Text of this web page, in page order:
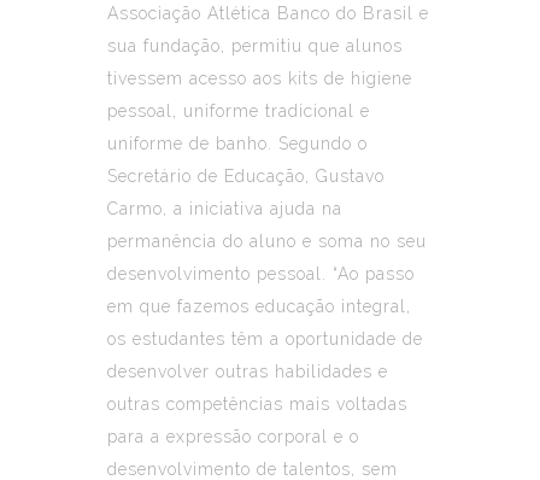
Associação Atlética Banco do Brasil e
sua fundação, permitiu que alunos
tivessem acesso aos kits de higiene
pessoal, uniforme tradicional e
uniforme de banho. Segundo o
Secretário de Educação, Gustavo
Carmo, a iniciativa ajuda na
permanência do aluno e soma no seu
desenvolvimento pessoal. “Ao passo
em que fazemos educação integral,
os estudantes têm a oportunidade de
desenvolver outras habilidades e
outras competências mais voltadas
para a expressão corporal e o
desenvolvimento de talentos, sem